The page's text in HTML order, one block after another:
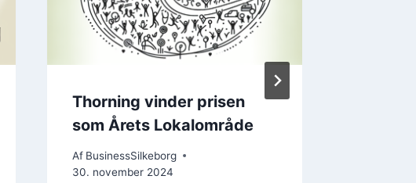
Thorning vinder prisen
som Årets Lokalområde
Af BusinessSilkeborg
30. november 2024